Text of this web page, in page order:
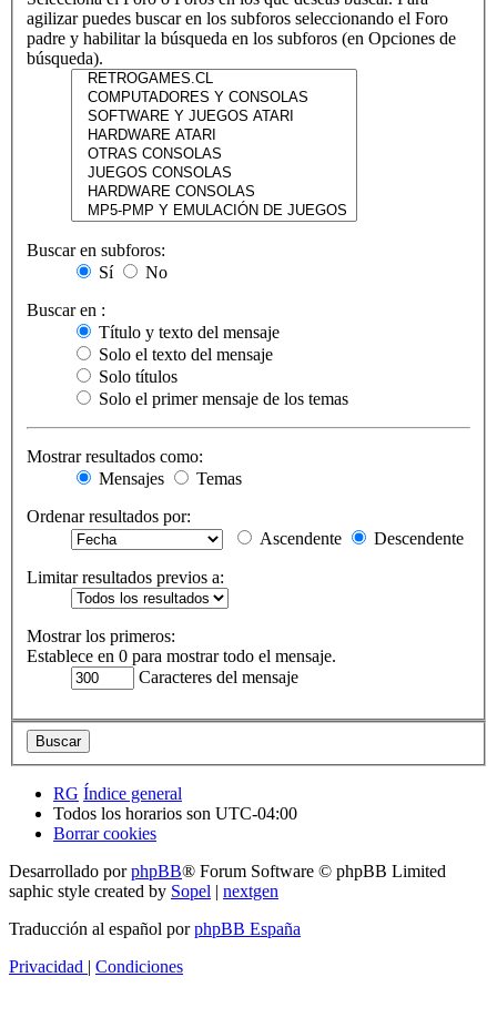
agilizar puedes buscar en los subforos seleccionando el Foro
padre y habilitar la búsqueda en los subforos (en Opciones de
búsqueda).
Buscar en subforos:
Sí
No
Buscar en :
Título y texto del mensaje
Solo el texto del mensaje
Solo títulos
Solo el primer mensaje de los temas
Mostrar resultados como:
Mensajes
Temas
Ordenar resultados por:
Ascendente
Descendente
Limitar resultados previos a:
Mostrar los primeros:
Establece en 0 para mostrar todo el mensaje.
Caracteres del mensaje
RG Índice general
Todos los horarios son UTC-04:00
Borrar cookies
Desarrollado porphpBB® Forum Software © phpBB Limited
saphic style created by Sopel | nextgen
Traducción al español porphpBB España
Privacidad | Condiciones